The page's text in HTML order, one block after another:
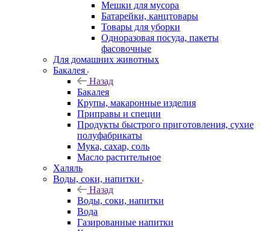
Мешки для мусора
Батарейки, канцтовары
Товары для уборки
Одноразовая посуда, пакеты
фасовочные
Для домашних животных
Бакалея
Назад
Бакалея
Крупы, макаронные изделия
Приправы и специи
Продукты быстрого приготовления, сухие
полуфабрикаты
Мука, сахар, соль
Масло растительное
Халяль
Воды, соки, напитки
Назад
Воды, соки, напитки
Вода
Газированные напитки